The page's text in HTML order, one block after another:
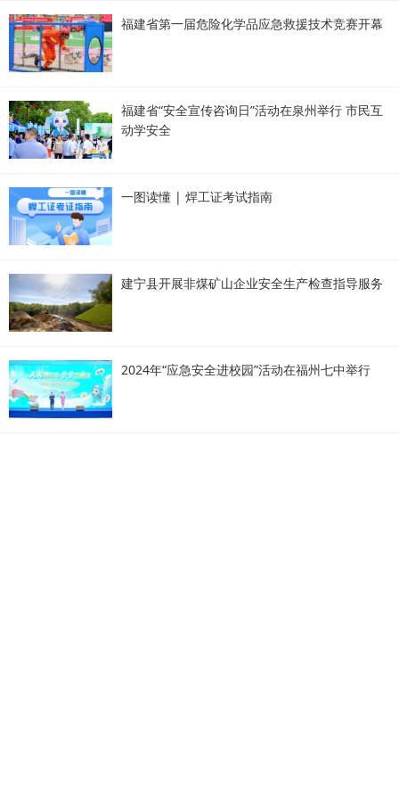
福建省第一届危险化学品应急救援技术竞赛开幕
福建省“安全宣传咨询日”活动在泉州举行 市民互
动学安全
一图读懂 | 焊工证考试指南
建宁县开展非煤矿山企业安全生产检查指导服务
2024年“应急安全进校园”活动在福州七中举行